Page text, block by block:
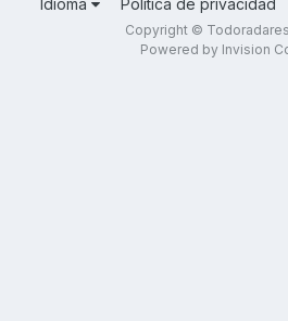
Idioma Política de privacidad
Copyright ©
Powered by Invision